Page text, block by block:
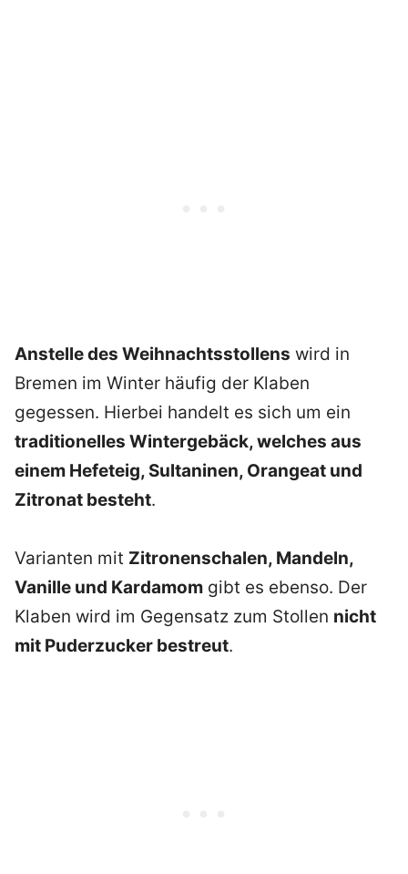
Anstelle des Weihnachtsstollens wird in
Bremen im Winter häufig der Klaben
gegessen. Hierbei handelt es sich um ein
traditionelles Wintergebäck, welches aus
einem Hefeteig, Sultaninen, Orangeat und
Zitronat besteht.
Varianten mit Zitronenschalen, Mandeln,
Vanille und Kardamom gibt es ebenso. Der
Klaben wird im Gegensatz zum Stollen nicht
mit Puderzucker bestreut.